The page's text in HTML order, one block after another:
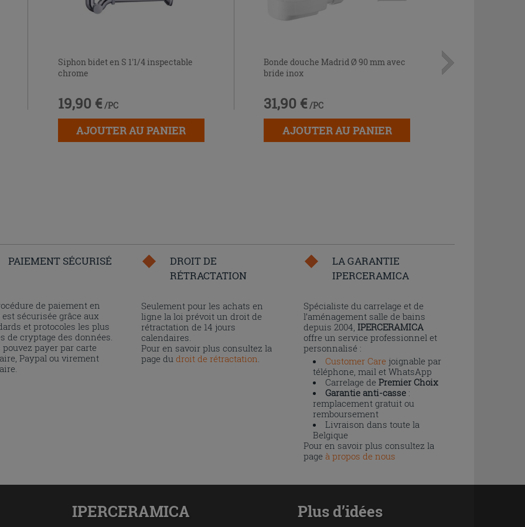
Siphon bidet en S 1'1/4 inspectable
chrome
19,90 € /PC
AJOUTER AU PANIER
Bonde douche Madrid Ø 90 mm avec
bride inox
31,90 € /PC
AJOUTER AU PANIER
PAIEMENT SÉCURISÉ
de paiement en
sécurisée grâce aux
et protocoles les plus
de cryptage des données.
pouvez payer par carte
Paypal ou virement
DROIT DE
RÉTRACTATION
Seulement pour les achats en
ligne la loi prévoit un droit de
rétractation de 14 jours
calendaires.
Pour en savoir plus consultez la
page dudroit de rétractation.
LA GARANTIE
IPERCERAMICA
Spécialiste du carrelage et de
l’aménagement salle de bains
depuis 2004, IPERCERAMICA
offre un service professionnel et
personnalisé :
Customer Carejoignable par
téléphone, mail et WhatsApp
Carrelage de Premier Choix
Garantie anti-casse:
remplacement gratuit ou
remboursement
Livraison dans toute la
Belgique
Pour en savoir plus consultez la
page à propos de nous
IPERCERAMICA Plus d’idées